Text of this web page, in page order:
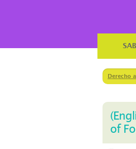
Derecho
of